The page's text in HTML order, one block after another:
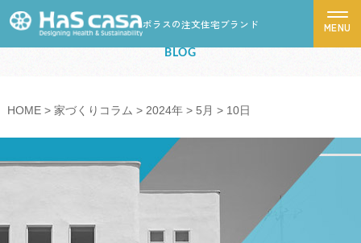
ポラスの注文住宅ブランド
性能について
ポラスグループについて
スタッフブログ
BLOG
HOME> 家づくりコラム > 2024年> 5月 > 10日